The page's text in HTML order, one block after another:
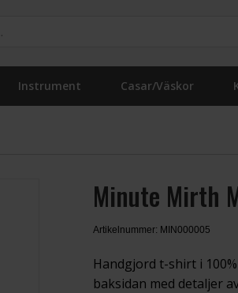
Instrument Casar/Väskor
Minute Mirth
Artikelnummer: MIN000005
Handgjord t-shirt i
baksidan med detaljer